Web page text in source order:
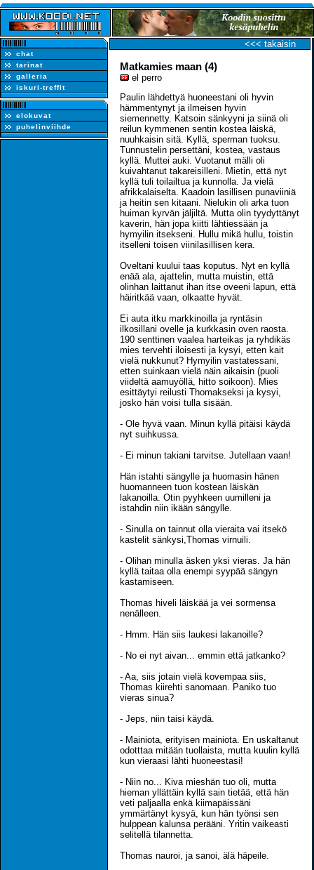
chat
tarinat
galleria
iskuri-treffit
elokuvat
puhelinviihde
<<< takaisin
Matkamies maan (4)
el perro
Paulin lähdettyä huoneestani oli hyvin
hämmentynyt ja ilmeisen hyvin
siemennetty. Katsoin sänkyyni ja siinä oli
reilun kymmenen sentin kostea läiskä,
nuuhkaisin sitä. Kyllä, sperman tuoksu.
Tunnustelin persettäni, kostea, vastaus
kyllä. Muttei auki. Vuotanut mälli oli
kuivahtanut takareisilleni. Mietin, että nyt
kyllä tuli toilailtua ja kunnolla. Ja vielä
afrikkalaiselta. Kaadoin lasillisen punaviiniä
ja heitin sen kitaani. Nielukin oli arka tuon
huiman kyrvän jäljiltä. Mutta olin tyydyttänyt
kaverin, hän jopa kiitti lähtiessään ja
hymyilin itsekseni. Hullu mikä hullu, toistin
itselleni toisen viinilasillisen kera.
Oveltani kuului taas koputus. Nyt en kyllä
enää ala, ajattelin, mutta muistin, että
olinhan laittanut ihan itse oveeni lapun, että
häiritkää vaan, olkaatte hyvät.
Ei auta itku markkinoilla ja ryntäsin
ilkosillani ovelle ja kurkkasin oven raosta.
190 senttinen vaalea harteikas ja ryhdikäs
mies tervehti iloisesti ja kysyi, etten kait
vielä nukkunut? Hymyilin vastatessani,
etten suinkaan vielä näin aikaisin (puoli
viideltä aamuyöllä, hitto soikoon). Mies
esittäytyi reilusti Thomakseksi ja kysyi,
josko hän voisi tulla sisään.
- Ole hyvä vaan. Minun kyllä pitäisi käydä
nyt suihkussa.
- Ei minun takiani tarvitse. Jutellaan vaan!
Hän istahti sängylle ja huomasin hänen
huomanneen tuon kostean läiskän
lakanoilla. Otin pyyhkeen uumilleni ja
istahdin niin ikään sängylle.
- Sinulla on tainnut olla vieraita vai itsekö
kastelit sänkysi,Thomas virnuili.
- Olihan minulla äsken yksi vieras. Ja hän
kyllä taitaa olla enempi syypää sängyn
kastamiseen.
Thomas hiveli läiskää ja vei sormensa
nenälleen.
- Hmm. Hän siis laukesi lakanoille?
- No ei nyt aivan... emmin että jatkanko?
- Aa, siis jotain vielä kovempaa siis,
Thomas kiirehti sanomaan. Paniko tuo
vieras sinua?
- Jeps, niin taisi käydä.
- Mainiota, erityisen mainiota. En uskaltanut
odotttaa mitään tuollaista, mutta kuulin kyllä
kun vieraasi lähti huoneestasi!
- Niin no... Kiva mieshän tuo oli, mutta
hieman yllättäin kyllä sain tietää, että hän
veti paljaalla enkä kiimapäissäni
ymmärtänyt kysyä, kun hän työnsi sen
hulppean kalunsa perääni. Yritin vaikeasti
selitellä tilannetta.
Thomas nauroi, ja sanoi, älä häpeile.